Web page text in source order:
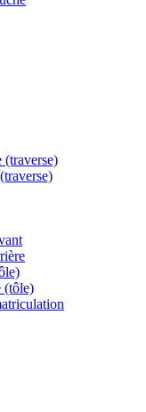
(traverse)
(tôle)